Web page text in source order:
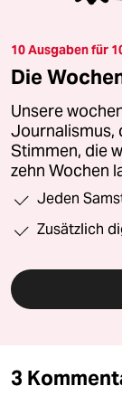
10 Ausgaben für
Die
Unsere
Journalismus,
Stimmen, die
zehn Wochen
Jeden
Zusätzlich
3